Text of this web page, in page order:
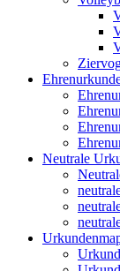
Neutrale